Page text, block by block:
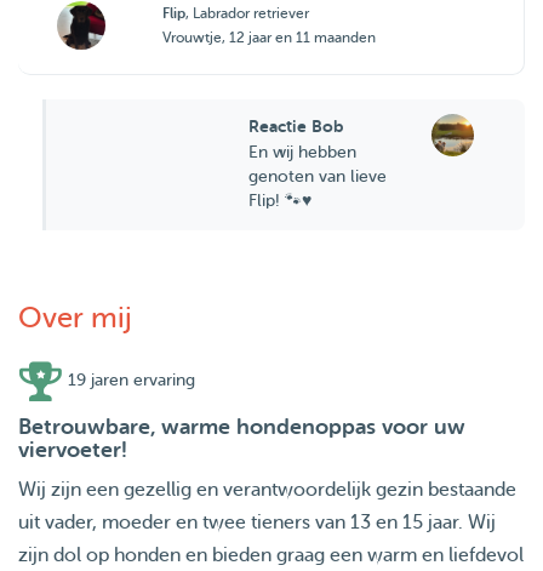
Flip, Labrador retriever
Vrouwtje, 12 jaar en 11 maanden
Reactie Bob
En wij hebben
genoten van lieve
Flip! 🐾♥️
Over mij
19 jaren ervaring
Betrouwbare, warme hondenoppas voor uw
viervoeter!
Wij zijn een gezellig en verantwoordelijk gezin bestaande
uit vader, moeder en twee tieners van 13 en 15 jaar. Wij
zijn dol op honden en bieden graag een warm en liefdevol